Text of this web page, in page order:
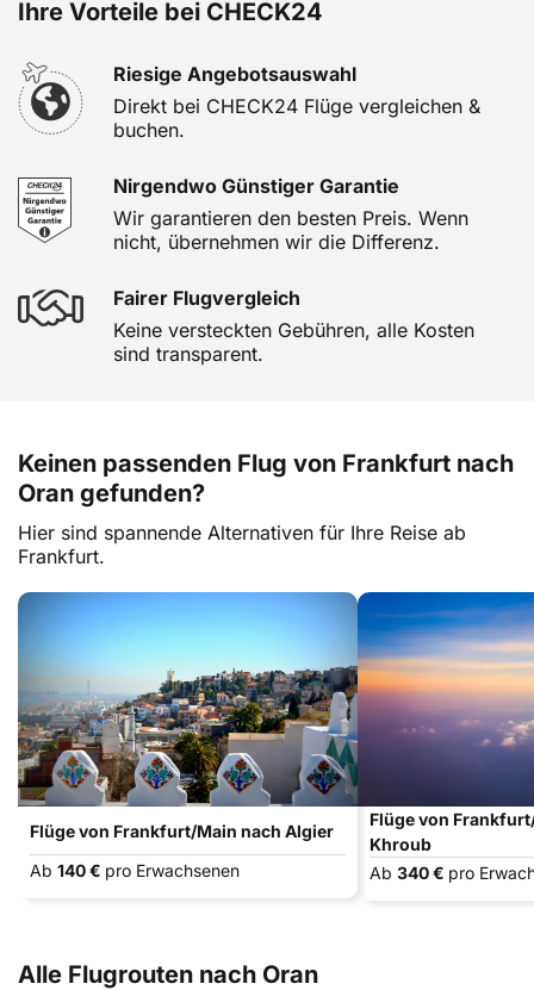
Ihre Vorteile bei CHECK24
Riesige Angebotsauswahl
Direkt bei CHECK24 Flüge vergleichen &
buchen.
Nirgendwo Günstiger Garantie
Wir garantieren den besten Preis. Wenn
nicht, übernehmen wir die Differenz.
Fairer Flugvergleich
Keine versteckten Gebühren, alle Kosten
sind transparent.
Keinen passenden Flug von Frankfurt nach
Oran gefunden?
Hier sind spannende Alternativen für Ihre Reise ab
Frankfurt.
Flüge von Frankfurt/Main nach Algier
Ab 140 € pro Erwachsenen
Flüge von
Khroub
Ab 340 € pro
Alle Flugrouten nach Oran